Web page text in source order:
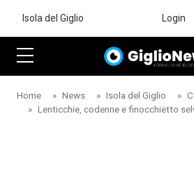
Isola del Giglio Login
Home News Isola del Giglio
Lenticchie, codenne e finocchietto